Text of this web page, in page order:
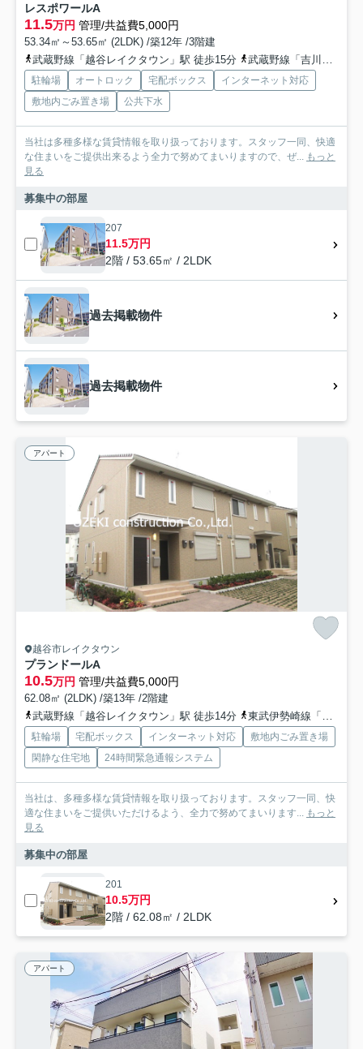
レスポワールA
11.5万円 管理/共益費5,000円
53.34㎡～53.65㎡ (2LDK) /築12年 /3階建
武蔵野線「越谷レイクタウン」駅 徒歩15分
武蔵野線「吉川」駅 徒歩33分
駐輪場 オートロック 宅配ボックス
インターネット対応
敷地内ごみ置き場
公共下水
当社は多種多様な賃貸情報を取り扱っております。スタッフ一同、快適
な住まいをご提供出来るよう全力で努めてまいりますので、ぜ...
もっと
見る
募集中の部屋
207
11.5万円
2階 / 53.65㎡ / 2LDK
過去掲載物件
過去掲載物件
アパート
越谷市レイクタウン
プランドールA
10.5万円 管理/共益費5,000円
62.08㎡ (2LDK) /築13年 /2階建
武蔵野線「越谷レイクタウン」駅 徒歩14分
東武伊勢崎線「新越谷」駅 徒歩41分
駐輪場 宅配ボックス インターネット対応
敷地内ごみ置き場
閑静な住宅地
24時間緊急通報システム
当社は、多種多様な賃貸情報を取り扱っております。スタッフ一同、快
適な住まいをご提供いただけるよう、全力で努めてまいります...
もっと
見る
募集中の部屋
201
10.5万円
2階 / 62.08㎡ / 2LDK
アパート